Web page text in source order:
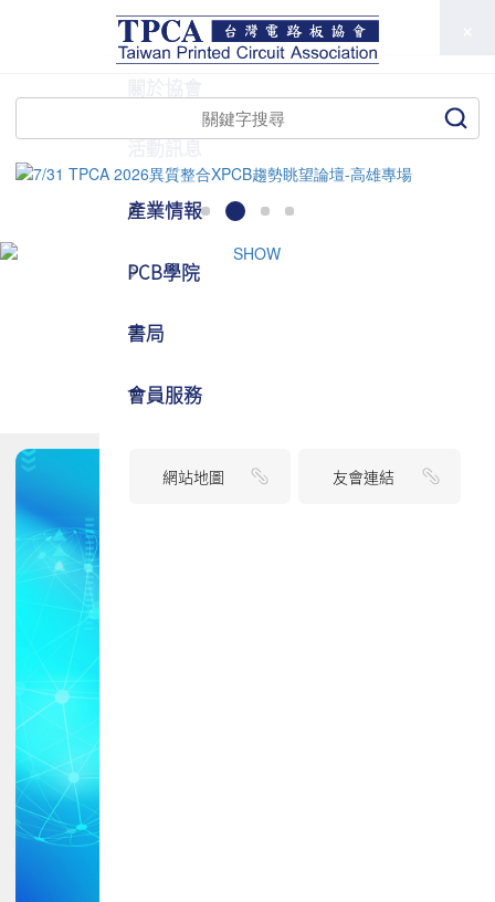
TPCA
活動訊息
產業情報
PCB學院
書局
會員服務
網站地圖 友會連結